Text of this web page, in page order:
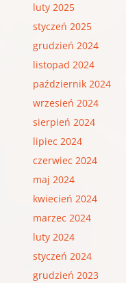
luty 2025
styczeń 2025
grudzień 2024
listopad 2024
październik 2024
wrzesień 2024
sierpień 2024
lipiec 2024
czerwiec 2024
maj 2024
kwiecień 2024
marzec 2024
luty 2024
styczeń 2024
grudzień 2023